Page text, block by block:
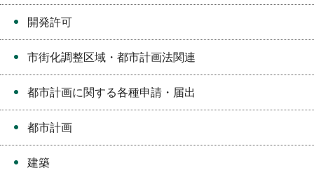
開発許可
市街化調整区域・都市計画法関連
都市計画に関する各種申請・届出
都市計画
建築